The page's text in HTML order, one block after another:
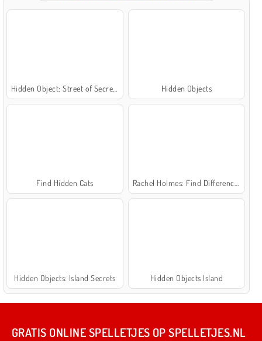
Hidden Objects
Find Hidden Cats
Hidden Objects: Island Secrets Hidden Objects Island
GRATIS ONLINE SPELLETJES OP SPELLETJES.NL